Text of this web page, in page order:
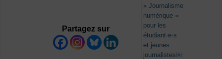
Partagez sur
« Journalisme
numérique »
pour les
étudiant·e·s
et jeunes
journalistes￼